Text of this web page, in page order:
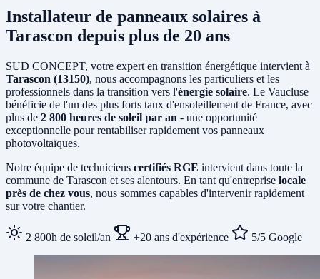
Installateur de panneaux solaires à
Tarascon depuis plus de 20 ans
SUD CONCEPT, votre expert en transition énergétique intervient à
Tarascon (13150), nous accompagnons les particuliers et les
professionnels dans la transition vers l'énergie solaire. Le Vaucluse
bénéficie de l'un des plus forts taux d'ensoleillement de France, avec
plus de 2 800 heures de soleil par an - une opportunité
exceptionnelle pour rentabiliser rapidement vos panneaux
photovoltaïques.
Notre équipe de techniciens certifiés RGE intervient dans toute la
commune de Tarascon et ses alentours. En tant qu'entreprise locale
près de chez vous, nous sommes capables d'intervenir rapidement
sur votre chantier.
2 800h de soleil/an +20 ans d'expérience 5/5 Google